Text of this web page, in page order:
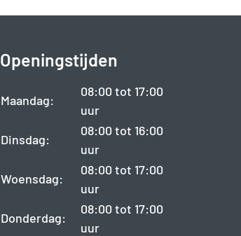
Openingstijden
Maandag:
08:00 tot 17:00
uur
Dinsdag:
08:00 tot 16:00
uur
Woensdag:
08:00 tot 17:00
uur
Donderdag:
08:00 tot 17:00
uur